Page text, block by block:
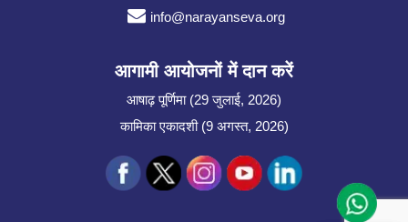
info@narayanseva.org
आगामी आयोजनों में दान करें
आषाढ़ पूर्णिमा (29 जुलाई, 2026)
कामिका एकादशी (9 अगस्त, 2026)